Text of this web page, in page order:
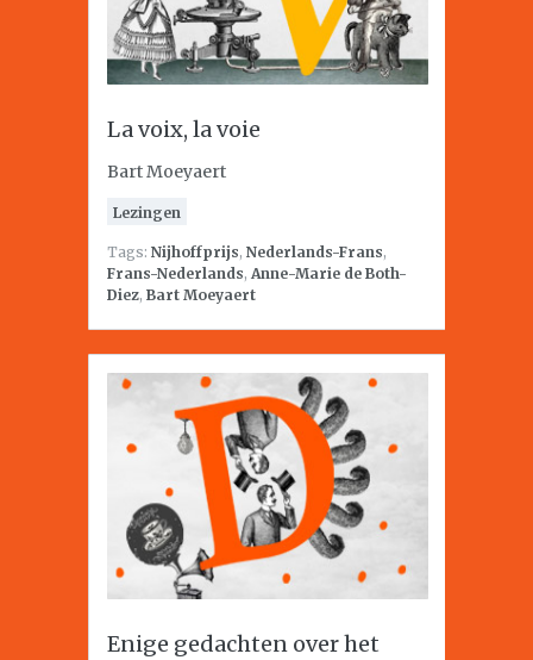
La voix, la voie
Bart Moeyaert
Lezingen
Tags: Nijhoffprijs, Nederlands-Frans,
Frans-Nederlands, Anne-Marie de Both-
Diez, Bart Moeyaert
Enige gedachten over het